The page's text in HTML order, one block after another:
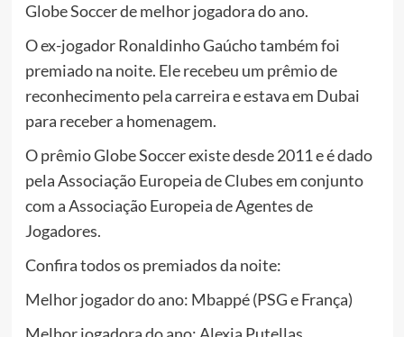
Globe Soccer de melhor jogadora do ano.
O ex-jogador Ronaldinho Gaúcho também foi
premiado na noite. Ele recebeu um prêmio de
reconhecimento pela carreira e estava em Dubai
para receber a homenagem.
O prêmio Globe Soccer existe desde 2011 e é dado
pela Associação Europeia de Clubes em conjunto
com a Associação Europeia de Agentes de
Jogadores.
Confira todos os premiados da noite:
Melhor jogador do ano: Mbappé (PSG e França)